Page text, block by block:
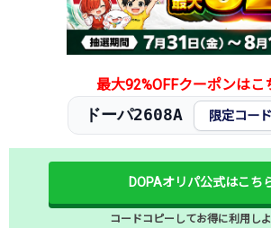
2025.11.5
50円 280円
2025.10.25
50円 280円
発売日初動
-円 -円
最大92%OFFクーポンは
ドーパ2608A 限定コー
DOPAオリパ公式はこち
コードコピーしてお得に利用しよ